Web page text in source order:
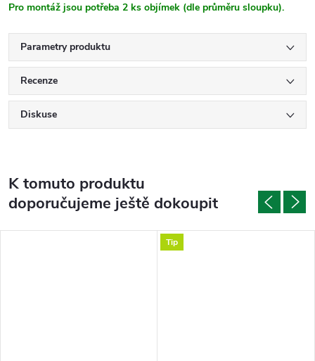
Pro montáž jsou potřeba 2 ks objímek (dle průměru sloupku).
Parametry produktu
Recenze
Diskuse
K tomuto produktu
doporučujeme ještě dokoupit
Tip